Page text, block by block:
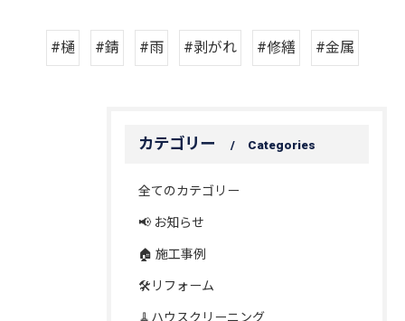
#樋 #錆 #雨 #剥がれ #修繕 #金属
カテゴリー Categories
全てのカテゴリー
📢 お知らせ
🏠 施工事例
🛠️リフォーム
🧹ハウスクリーニング